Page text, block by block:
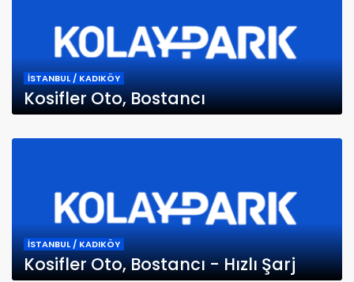
İSTANBUL / KADIKÖY
Kosifler Oto, Bostancı
İSTANBUL / KADIKÖY
Kosifler Oto, Bostancı - Hızlı Şarj